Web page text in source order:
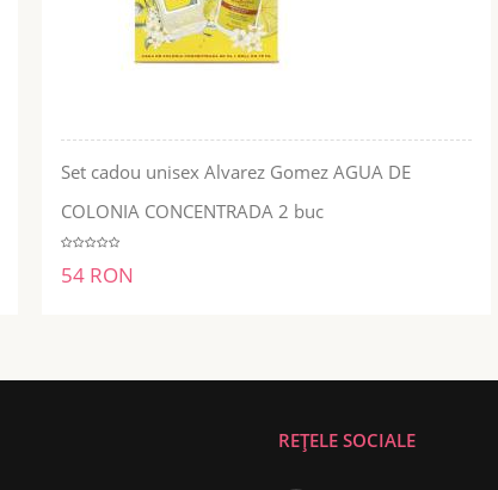
Set cadou unisex Alvarez Gomez AGUA DE
COLONIA CONCENTRADA 2 buc
54 RON
ADĂUGĂ ÎN COŞ
REȚELE SOCIALE